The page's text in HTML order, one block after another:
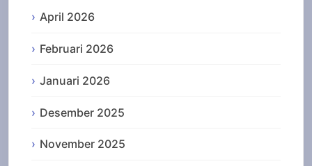
April 2026
Februari 2026
Januari 2026
Desember 2025
November 2025